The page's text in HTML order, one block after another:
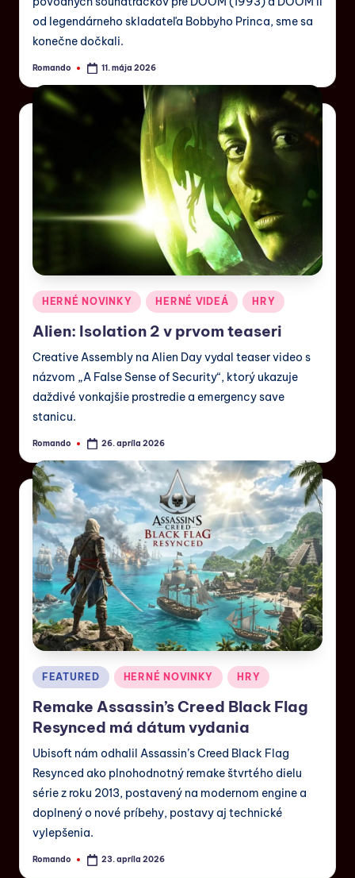
od legendárneho skladateľa Bobbyho Princa, sme sa
konečne dočkali.
Romando 11. mája 2026
HERNÉ NOVINKY HERNÉ VIDEÁ HRY
Alien: Isolation 2 v prvom teaseri
Creative Assembly na Alien Day vydal teaser video s
názvom „A False Sense of Security“, ktorý ukazuje
daždivé vonkajšie prostredie a emergency save
stanicu.
Romando 26. apríla 2026
FEATURED HERNÉ NOVINKY HRY
Remake Assassin’s Creed Black Flag
Resynced má dátum vydania
Ubisoft nám odhalil Assassin’s Creed Black Flag
Resynced ako plnohodnotný remake štvrtého dielu
série z roku 2013, postavený na modernom engine a
doplnený o nové príbehy, postavy aj technické
vylepšenia.
Romando 23. apríla 2026